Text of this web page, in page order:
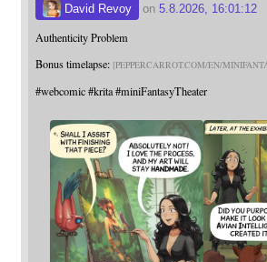
David Revoy on 5.8.2026, 16:01:12
Authenticity Problem
Bonus timelapse: PEPPERCARROT.COM/EN/
#webcomic #krita #miniFantasyTheater